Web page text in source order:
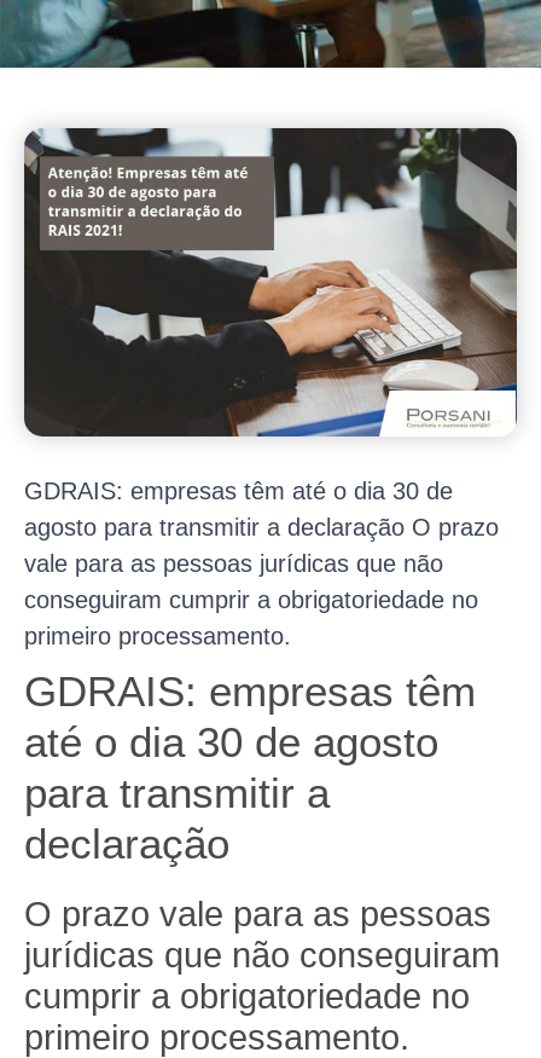
GDRAIS: empresas têm até o dia 30 de
agosto para transmitir a declaração O prazo
vale para as pessoas jurídicas que não
conseguiram cumprir a obrigatoriedade no
primeiro processamento.
GDRAIS: empresas têm
até o dia 30 de agosto
para transmitir a
declaração
O prazo vale para as pessoas
jurídicas que não conseguiram
cumprir a obrigatoriedade no
primeiro processamento.